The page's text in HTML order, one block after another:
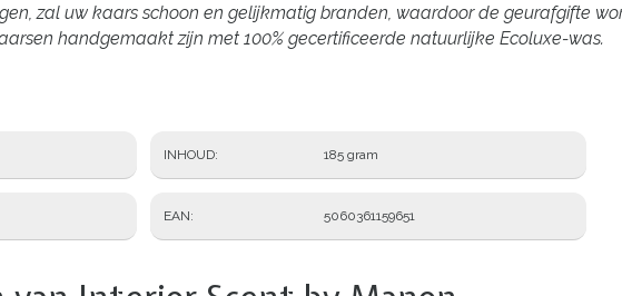
zal uw kaars schoon en gelijkmatig branden, waardoor de geurafgifte
handgemaakt zijn met 100% gecertificeerde natuurlijke Ecoluxe-was.
INHOUD 185 gram
EAN 5060361159651